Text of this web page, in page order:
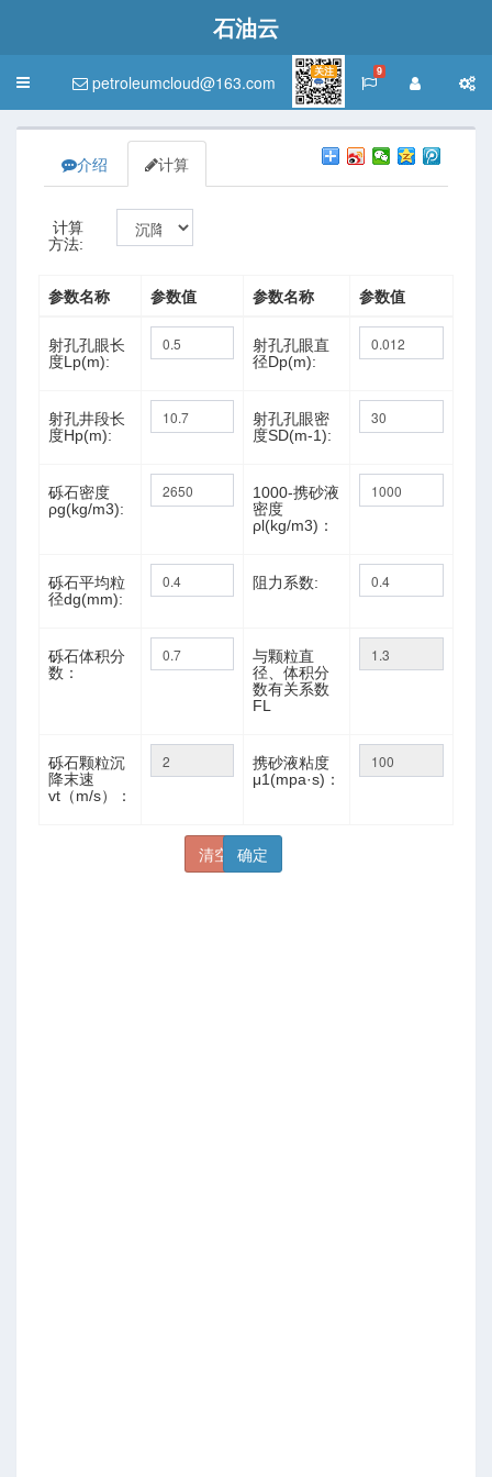
石油云
Toggle
petroleumcloud@163.com
关注 9
介绍 计算
计算
方法:
参数名称 参数值 参数名称 参数值
射孔孔眼长
度Lp(m):
射孔孔眼直
径Dp(m):
射孔井段长
度Hp(m):
射孔孔眼密
度SD(m-1):
砾石密度
ρg(kg/m3):
1000-携砂液
密度
ρl(kg/m3)：
砾石平均粒
径dg(mm):
阻力系数:
砾石体积分
数：
与颗粒直
径、体积分
数有关系数
FL
砾石颗粒沉
降末速
vt（m/s）：
携砂液粘度
μ1(mpa·s)：